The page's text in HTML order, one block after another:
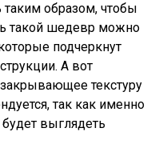
таким образом, чтобы
такой шедевр можно
подчеркнут
А вот
текстуру
так как именно
выглядеть